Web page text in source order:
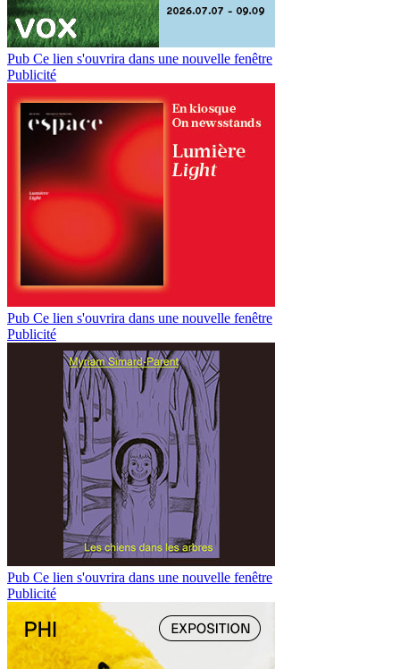
Pub Ce lien s'ouvrira dans une nouvelle fenêtre
Publicité
Pub Ce lien s'ouvrira dans une nouvelle fenêtre
Publicité
Pub Ce lien s'ouvrira dans une nouvelle fenêtre
Publicité